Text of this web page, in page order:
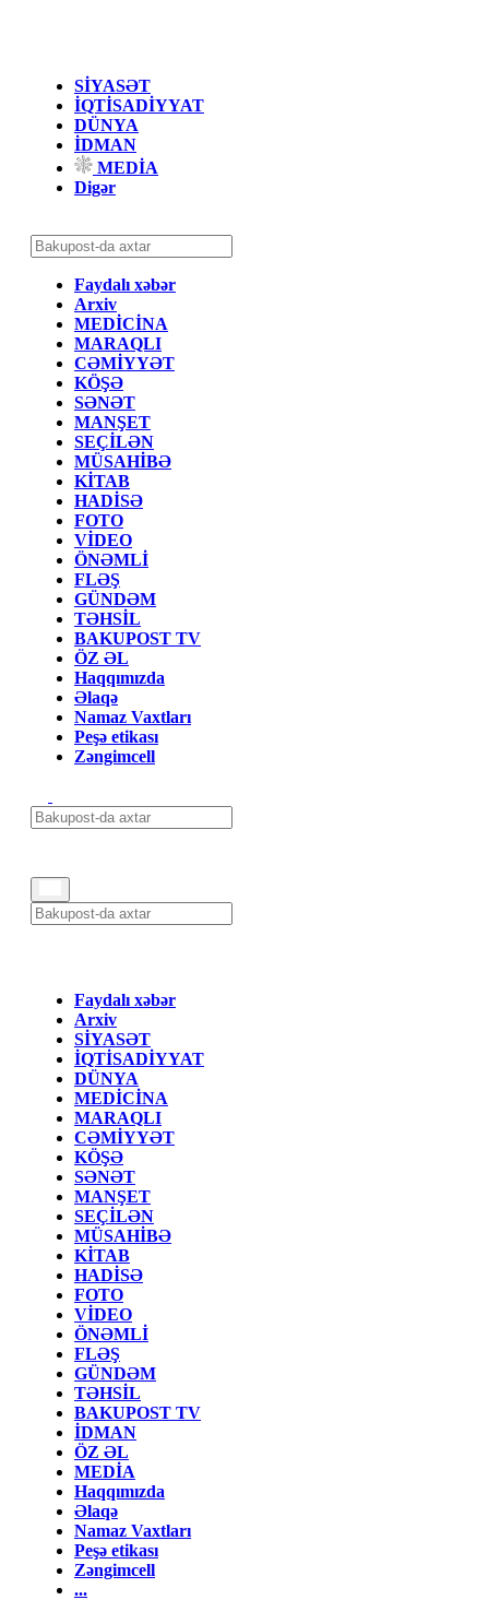
SİYASƏT
İQTİSADİYYAT
DÜNYA
İDMAN
MEDİA
Digər
Faydalı xəbər
Arxiv
MEDİCİNA
MARAQLI
CƏMİYYƏT
KÖŞƏ
SƏNƏT
MANŞET
SEÇİLƏN
MÜSAHİBƏ
KİTAB
HADİSƏ
FOTO
VİDEO
ÖNƏMLİ
FLƏŞ
GÜNDƏM
TƏHSİL
BAKUPOST TV
ÖZ ƏL
Haqqımızda
Əlaqə
Namaz Vaxtları
Peşə etikası
Zəngimcell
Faydalı xəbər
Arxiv
SİYASƏT
İQTİSADİYYAT
DÜNYA
MEDİCİNA
MARAQLI
CƏMİYYƏT
KÖŞƏ
SƏNƏT
MANŞET
SEÇİLƏN
MÜSAHİBƏ
KİTAB
HADİSƏ
FOTO
VİDEO
ÖNƏMLİ
FLƏŞ
GÜNDƏM
TƏHSİL
BAKUPOST TV
İDMAN
ÖZ ƏL
MEDİA
Haqqımızda
Əlaqə
Namaz Vaxtları
Peşə etikası
Zəngimcell
...